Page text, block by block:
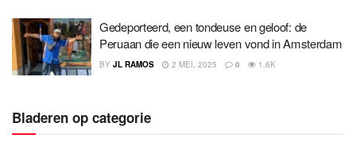
Gedeporteerd, een tondeuse en geloof: de
Peruaan die een nieuw leven vond in Amsterdam
BY JL RAMOS 2 MEI, 2025 0 1.6K
Bladeren op categorie